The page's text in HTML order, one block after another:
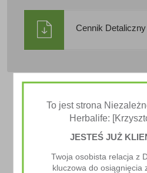
Cennik Detaliczny
To jest strona
Herbalife:
JESTEŚ JUŻ
Twoja osobista relacja z
kluczowa do osiągnięcia